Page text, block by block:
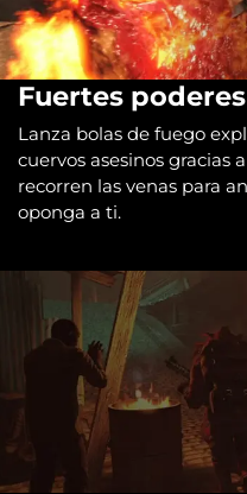
Fuertes poderes
Lanza bolas de fuego
cuervos asesinos gracias
recorren las venas para
oponga a ti.